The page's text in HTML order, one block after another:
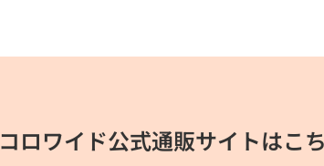
コロワイド公式通販サイトはこ